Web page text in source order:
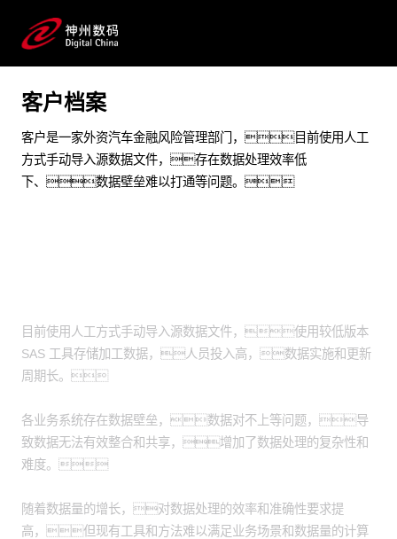
从0到1搭建一站式通用性数据资产平台
客户档案
客户是一家外资汽车金融风险管理部门，目前使用人工
方式手动导入源数据文件，存在数据处理效率低
下、数据壁垒难以打通等问题。
目前使用人工方式手动导入源数据文件，使用较低版本
SAS 工具存储加工数据，人员投入高，数据实施和更新
周期长。
各业务系统存在数据壁垒，数据对不上等问题，导
致数据无法有效整合和共享，增加了数据处理的复杂性和
难度。
随着数据量的增长，对数据处理的效率和准确性要求提
高，但现有工具和方法难以满足业务场景和数据量的计算